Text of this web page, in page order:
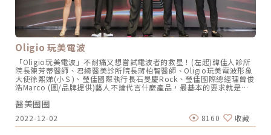
Oligio 玩美電波
「Oligio玩美電波」不耐痛又想嘗試電波者的救星！(左起)韓佳人診所
院長陳芳蒂醫師、君綺醫美診所院長蔣柏智醫師、Oligio玩美電波形象
大使徐熙娣(小Ｓ)、瑩佳國際執行長石旻慶Rock、瑩佳國際總經理曾俊
浩Marco (圖/品牌提供)藝人不論代言什麼產品，最基本的要求就是必
須要親身體驗，這不僅表示對產品的認同，也是對消費者的負責。也因
此身為國際巨星但自稱「怕痛俗辣」的藝人徐熙娣(小Ｓ)一直以來都沒
有為任何的醫美品牌站台或代言。一直到由瑩佳國際所代理的沃泰克電
波治療系統(俗稱Oligio玩美電波)正式進來台灣，他的3D震動系統結合
智能冷噴技術，大大降低了治療時的疼痛感受，據小S所說，怕痛的他
醫美圈圈
2022-12-02 8160 收藏